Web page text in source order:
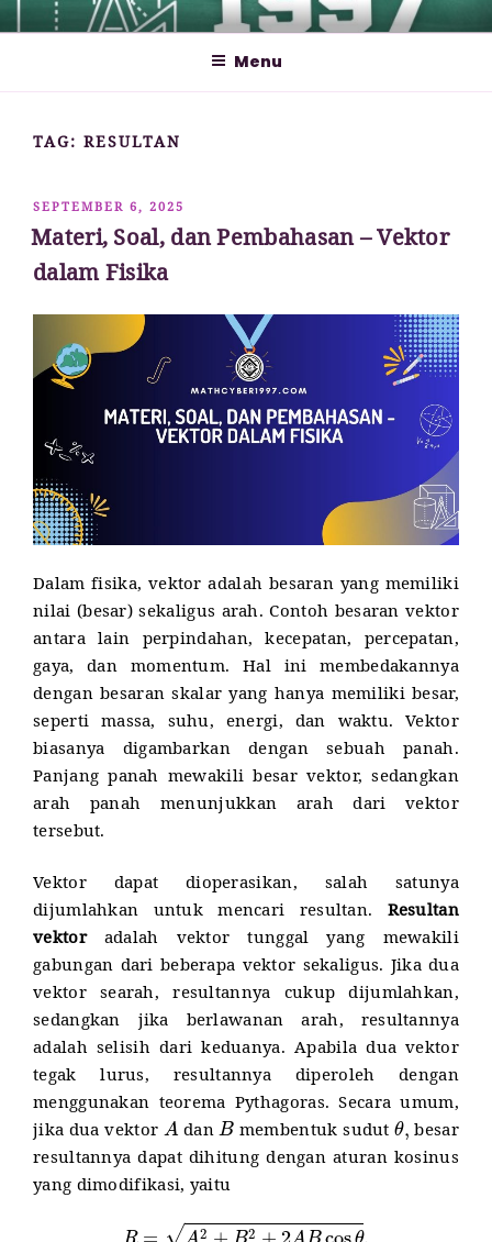
Lompat
ke MATHCYBER1997
God used beautiful mathematics in creating the world – Paul
Menu
TAG: RESULTAN
DIPOSKAN
PADA
SEPTEMBER 6, 2025
Materi, Soal, dan Pembahasan – Vektor
dalam Fisika
Dalam fisika, vektor adalah besaran yang memiliki
nilai (besar) sekaligus arah. Contoh besaran vektor
antara lain perpindahan, kecepatan, percepatan,
gaya, dan momentum. Hal ini membedakannya
dengan besaran skalar yang hanya memiliki besar,
seperti massa, suhu, energi, dan waktu. Vektor
biasanya digambarkan dengan sebuah panah.
Panjang panah mewakili besar vektor, sedangkan
arah panah menunjukkan arah dari vektor
tersebut.
Vektor dapat dioperasikan, salah satunya
dijumlahkan untuk mencari resultan. Resultan
vektoradalah vektor tunggal yang mewakili
gabungan dari beberapa vektor sekaligus. Jika dua
vektor searah, resultannya cukup dijumlahkan,
sedangkan jika berlawanan arah, resultannya
adalah selisih dari keduanya. Apabila dua vektor
tegak lurus, resultannya diperoleh dengan
menggunakan teorema Pythagoras. Secara umum,
jika dua vektorAdanB membentuk sudutθ,besar
resultannya dapat dihitung dengan aturan kosinus
yang dimodifikasi, yaitu
A2+B2+2ABcosθ.